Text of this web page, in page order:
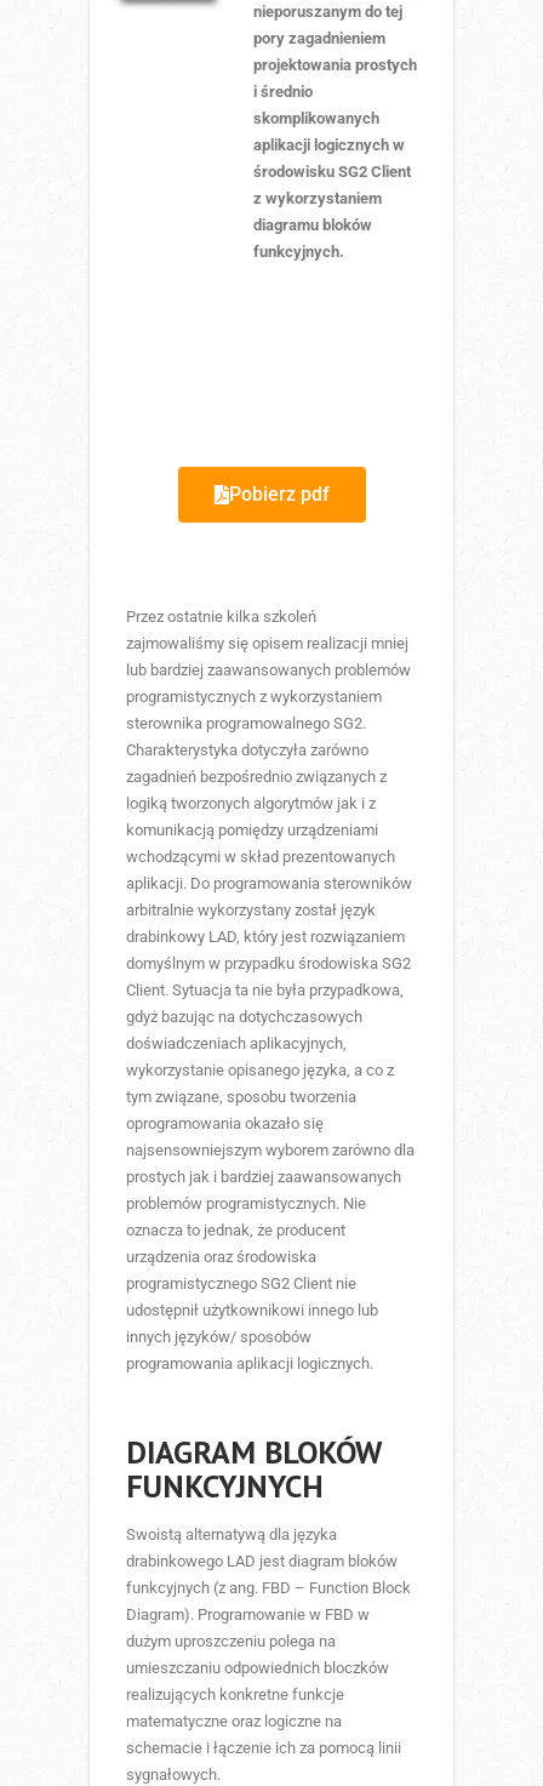
nieporuszanym do tej
pory zagadnieniem
projektowania prostych
i średnio
skomplikowanych
aplikacji logicznych w
środowisku SG2 Client
z wykorzystaniem
diagramu bloków
funkcyjnych.
Pobierz pdf
Przez ostatnie kilka szkoleń
zajmowaliśmy się opisem realizacji mniej
lub bardziej zaawansowanych problemów
programistycznych z wykorzystaniem
sterownika programowalnego SG2.
Charakterystyka dotyczyła zarówno
zagadnień bezpośrednio związanych z
logiką tworzonych algorytmów jak i z
komunikacją pomiędzy urządzeniami
wchodzącymi w skład prezentowanych
aplikacji. Do programowania sterowników
arbitralnie wykorzystany został język
drabinkowy LAD, który jest rozwiązaniem
domyślnym w przypadku środowiska SG2
Client. Sytuacja ta nie była przypadkowa,
gdyż bazując na dotychczasowych
doświadczeniach aplikacyjnych,
wykorzystanie opisanego języka, a co z
tym związane, sposobu tworzenia
oprogramowania okazało się
najsensowniejszym wyborem zarówno dla
prostych jak i bardziej zaawansowanych
problemów programistycznych. Nie
oznacza to jednak, że producent
urządzenia oraz środowiska
programistycznego SG2 Client nie
udostępnił użytkownikowi innego lub
innych języków/ sposobów
programowania aplikacji logicznych.
DIAGRAM BLOKÓW
FUNKCYJNYCH
Swoistą alternatywą dla języka
drabinkowego LAD jest diagram bloków
funkcyjnych (z ang. FBD – Function Block
Diagram). Programowanie w FBD w
dużym uproszczeniu polega na
umieszczaniu odpowiednich bloczków
realizujących konkretne funkcje
matematyczne oraz logiczne na
schemacie i łączenie ich za pomocą linii
sygnałowych.